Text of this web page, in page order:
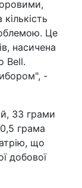
Це
насичена
Bell.
-
33 грами
грама
що
добової